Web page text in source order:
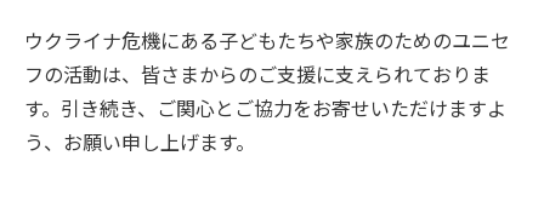
ウクライナ危機にある子どもたちや家族のためのユニセ
フの活動は、皆さまからのご支援に支えられておりま
す。引き続き、ご関心とご協力をお寄せいただけますよ
う、お願い申し上げます。